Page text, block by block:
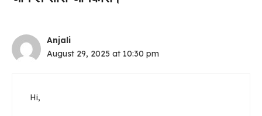
Anjali
August 29, 2025 at 10:30 pm
Hi,